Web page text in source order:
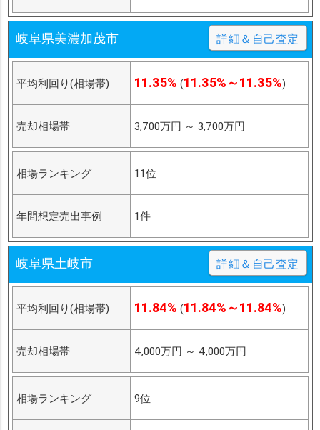
岐阜県美濃加茂市 詳細＆自己査定
平均利回り(相場帯) 11.35% (11.35%～11.35%)
売却相場帯 3,700万円 ～ 3,700万円
相場ランキング 11位
年間想定売出事例 1件
岐阜県土岐市 詳細＆自己査定
平均利回り(相場帯) 11.84% (11.84%～11.84%)
売却相場帯 4,000万円 ～ 4,000万円
相場ランキング 9位